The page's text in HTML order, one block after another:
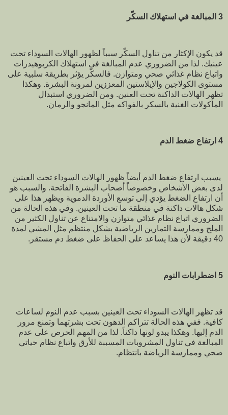
3 المبالغة في استهلاك السكّر
قد يكون الإكثار من تناول السكّر سبباً لظهور الهالات السوداء تحت
عينيك. لذا من الضروري عدم المبالغة في استهلاك الكربوهيدرات
واتباع نظام غذائي صحي ومتوازن. فالسكّر يؤثر بطريقة سلبية على
مستوى الكولاجين والإيلاستين المعززين لمرونة البشرة. وهكذا
تظهر الهالات الداكنة تحت العنين. ومن الضروري استبدال
المأكولات الغنية بالسكر بالفواكه مثل المانجو والرمان.
4 ارتفاع ضغط الدم
يسبب ارتفاع ضغط الدم أيضاً ظهور الهالات السوداء تحت العينين
لدى بعض الأشخاص وخصوصاً أصحاب البشرة الفاتحة. والسبب هو
أن ارتفاع الضغط يؤدي إلى توسع الأوردة الدموية ويظهر هذا على
شكل هالات داكنة في منطقة ما تحت العينين. وفي هذه الحالة من
الضروري اتباع نظام غذائي متوازن والامتناع عن تناول الكثير من
الملح وممارسة التمارين الرياضية بشكل منتظم مثل المشي لمدة
40 دقيقة لأن هذا يساعد على الحفاظ على ضغط دم مستقر.
5 اضطرابات النوم
قد تظهر الهالات السوداء تحت العينين بسبب عدم النوم لساعات
كافية. ففي هذه الحالة تتراكم الدهون تحت بشرتهما وتمنع مرور
الدم إليها. وهكذا يبدو لونها داكناً. لذا من المهم الحرص على عدم
المبالغة في تناول المشروبات المسببة للأرق واتباع نظام حياتي
صحي وممارسة الرياضة بانتظام.